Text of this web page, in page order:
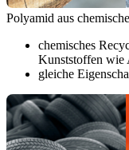
Polyamid aus
chemisches
Kunststoffen wie
gleiche